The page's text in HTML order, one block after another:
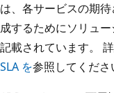
は、各サービスの期
成するためにソリュ
記載されています。
SLA を参照してくださ